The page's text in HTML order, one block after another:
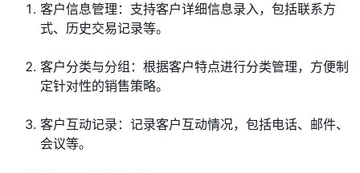
客户信息管理：支持客户详细信息录入，包括联系方
式、历史交易记录等。
客户分类与分组：根据客户特点进行分类管理，方便制
定针对性的销售策略。
客户互动记录：记录客户互动情况，包括电话、邮件、
会议等。